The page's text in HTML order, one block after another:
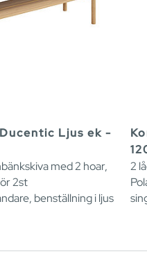
Ljus ek -
med 2 hoar,
2st
benställning i ljus
2